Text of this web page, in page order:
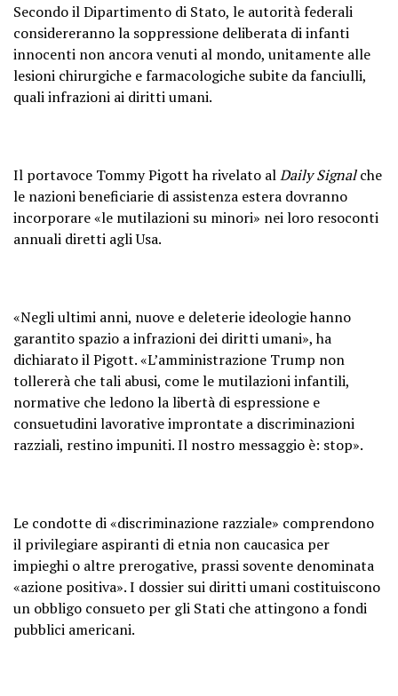
Secondo il Dipartimento di Stato, le autorità federali
considereranno la soppressione deliberata di infanti
innocenti non ancora venuti al mondo, unitamente alle
lesioni chirurgiche e farmacologiche subite da fanciulli,
quali infrazioni ai diritti umani.
Il portavoce Tommy Pigott ha rivelato alDaily Signalche
le nazioni beneficiarie di assistenza estera dovranno
incorporare «le mutilazioni su minori» nei loro resoconti
annuali diretti agli Usa.
«Negli ultimi anni, nuove e deleterie ideologie hanno
garantito spazio a infrazioni dei diritti umani», ha
dichiarato il Pigott. «L’amministrazione Trump non
tollererà che tali abusi, come le mutilazioni infantili,
normative che ledono la libertà di espressione e
consuetudini lavorative improntate a discriminazioni
razziali, restino impuniti. Il nostro messaggio è: stop».
Le condotte di «discriminazione razziale» comprendono
il privilegiare aspiranti di etnia non caucasica per
impieghi o altre prerogative, prassi sovente denominata
«azione positiva». I dossier sui diritti umani costituiscono
un obbligo consueto per gli Stati che attingono a fondi
pubblici americani.